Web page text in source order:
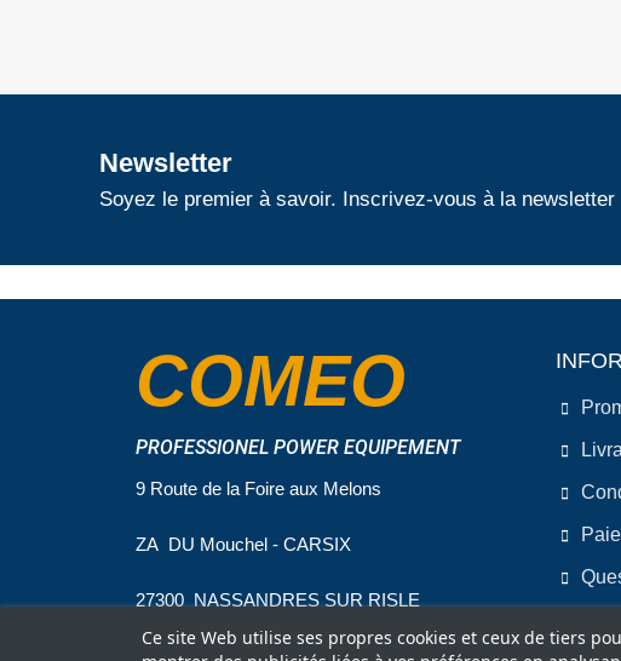
Newsletter
Soyez le premier à savoir. Inscrivez-vous à la newsletter
COMEO
PROFESSIONEL POWER EQUIPEMENT
9 Route de la Foire aux Melons
ZA DU Mouchel - CARSIX
27300 NASSANDRES SUR RISLE
Ce site Web utilise ses propres cookies et ceux de tiers